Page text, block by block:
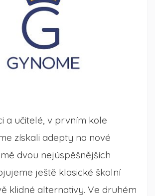
a učitelé, v prvním kole
získali adepty na nové
dvou nejúspěšnějších
ještě klasické školní
klidné alternativy. Ve druhém